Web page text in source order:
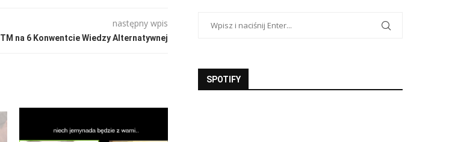
następny wpis
TM na 6 Konwentcie Wiedzy Alternatywnej
SPOTIFY